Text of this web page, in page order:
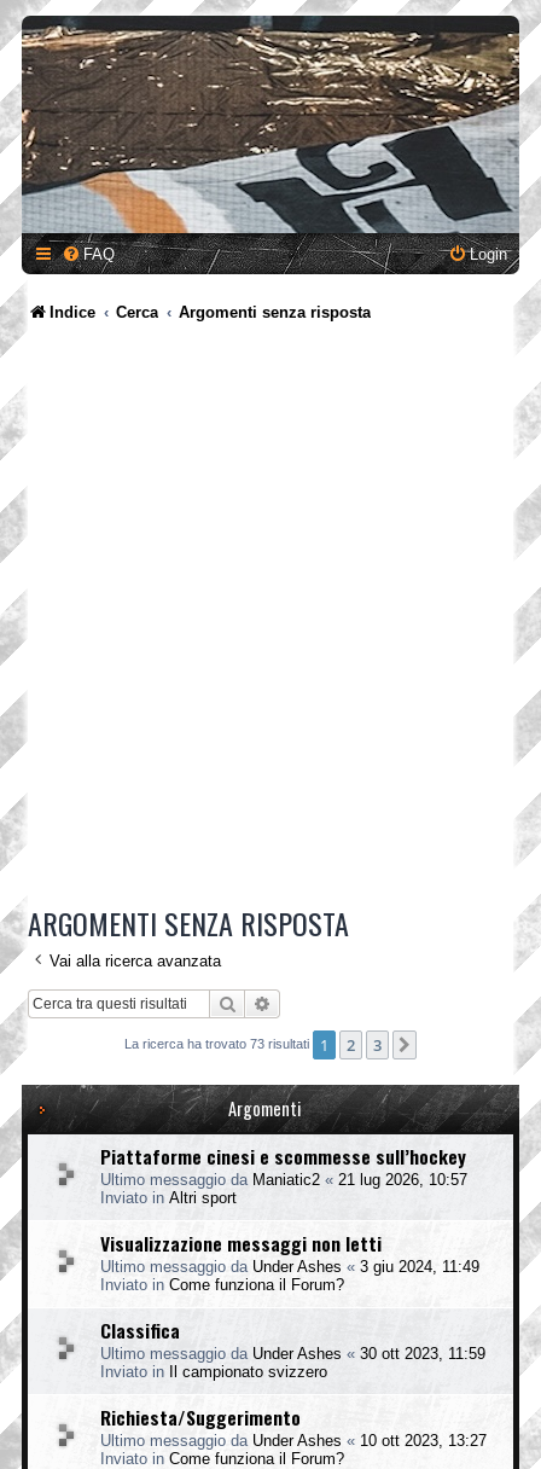
FAQ Login
Indice Cerca Argomenti senza risposta
ARGOMENTI SENZA RISPOSTA
Vai alla ricerca avanzata
Cerca
La ricerca ha trovato 73 risultati 1 2 3
Argomenti
Piattaforme cinesi e scommesse sull’hockey
Ultimo messaggio da Maniatic2 « 21 lug 2026, 10:57
Inviato in Altri sport
Visualizzazione messaggi non letti
Ultimo messaggio da Under Ashes « 3 giu 2024, 11:49
Inviato in Come funziona il Forum?
Classifica
Ultimo messaggio da Under Ashes « 30 ott 2023, 11:59
Inviato in
Il campionato svizzero
Richiesta/Suggerimento
Ultimo messaggio da Under Ashes « 10 ott 2023, 13:27
Inviato in Come funziona il Forum?